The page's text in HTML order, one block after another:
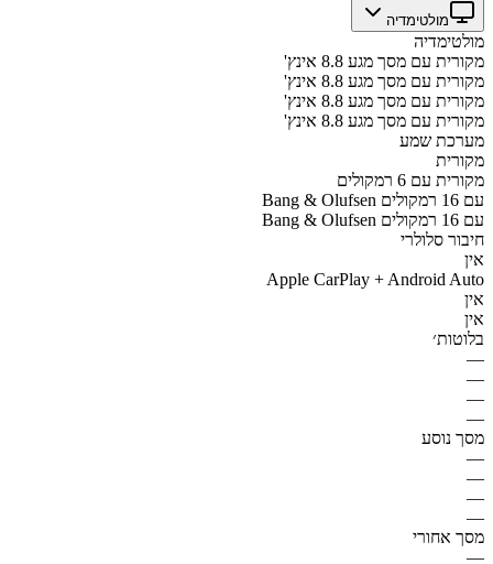
מולטימדיה
מולטימדיה
מקורית עם מסך מגע 8.8 אינץ'
מקורית עם מסך מגע 8.8 אינץ'
מקורית עם מסך מגע 8.8 אינץ'
מקורית עם מסך מגע 8.8 אינץ'
מערכת שמע
מקורית
מקורית עם 6 רמקולים
Bang & Olufsen עם 16 רמקולים
Bang & Olufsen עם 16 רמקולים
חיבור סלולרי
אין
Apple CarPlay + Android Auto
אין
אין
בלוטות׳
—
—
—
—
מסך נוסע
—
—
—
—
מסך אחורי
—